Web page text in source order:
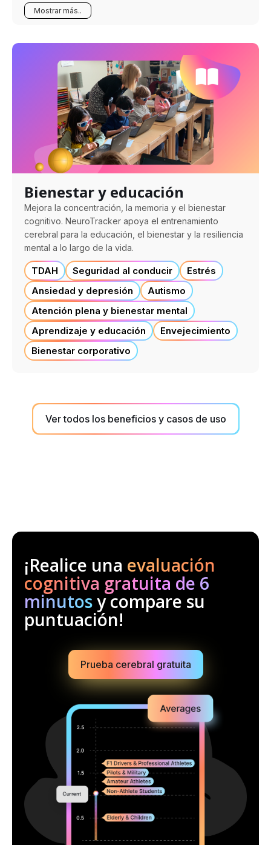
Mostrar más..
Bienestar y educación
Mejora la concentración, la memoria y el bienestar
cognitivo. NeuroTracker apoya el entrenamiento
cerebral para la educación, el bienestar y la resiliencia
mental a lo largo de la vida.
TDAH Seguridad al conducir
Estrés
Ansiedad y depresión
Autismo
Atención plena y bienestar mental
Aprendizaje y educación
Envejecimiento
Bienestar corporativo
Ver todos los beneficios y casos de uso
¡Realice una evaluación
cognitiva gratuita de 6
minutosy compare su
puntuación!
Prueba cerebral gratuita